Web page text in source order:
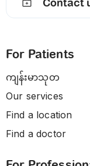
Contact
For Patients
ကျန်းမာသုတ
Our services
Find a location
Find a doctor